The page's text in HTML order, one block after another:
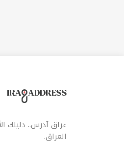
عراق آدرس.. دليلك
العراق.